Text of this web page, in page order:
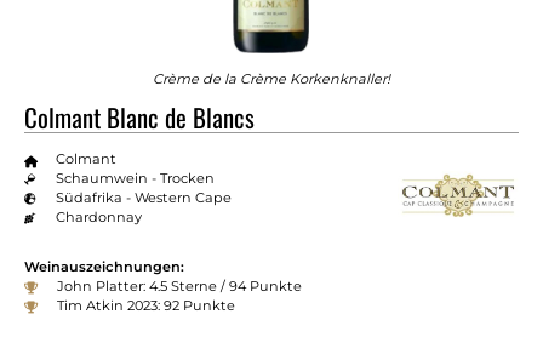
Crème de la Crème Korkenknaller!
Colmant Blanc de Blancs
Colmant
Schaumwein - Trocken
Südafrika - Western Cape
Chardonnay
Weinauszeichnungen:
John Platter: 4.5 Sterne / 94 Punkte
Tim Atkin 2023: 92 Punkte